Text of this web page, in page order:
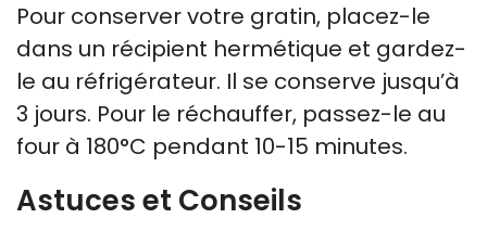
Pour conserver votre gratin, placez-le
dans un récipient hermétique et gardez-
le au réfrigérateur. Il se conserve jusqu’à
3 jours. Pour le réchauffer, passez-le au
four à 180°C pendant 10-15 minutes.
Astuces et Conseils